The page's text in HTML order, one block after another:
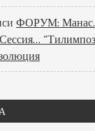
ФОРУМ: